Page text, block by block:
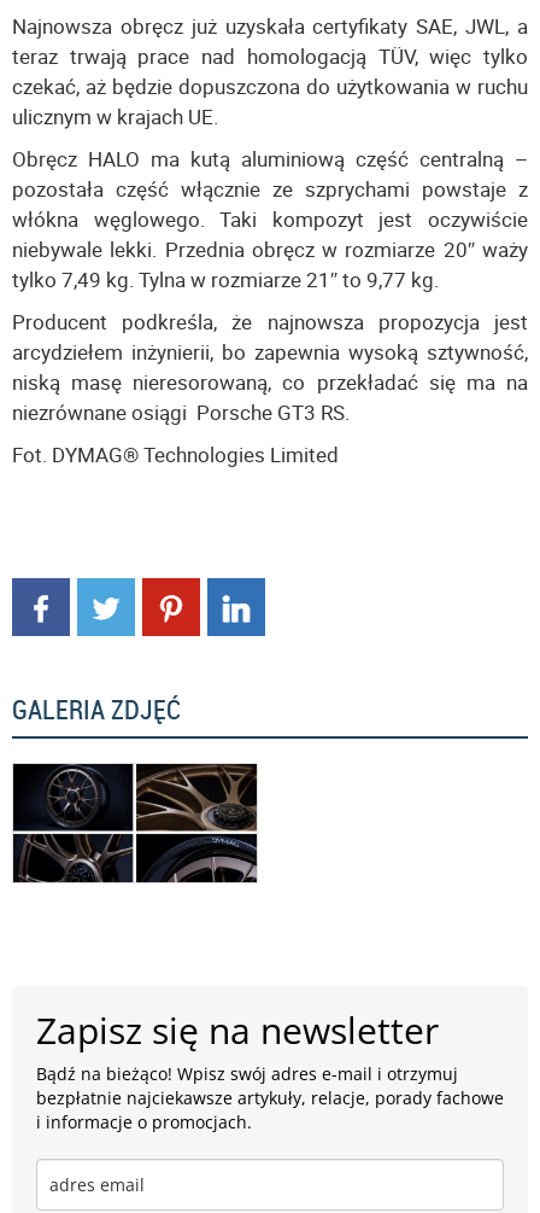
Najnowsza obręcz już uzyskała certyfikaty SAE, JWL, a
teraz trwają prace nad homologacją TÜV, więc tylko
czekać, aż będzie dopuszczona do użytkowania w ruchu
ulicznym w krajach UE.
Obręcz HALO ma kutą aluminiową część centralną –
pozostała część włącznie ze szprychami powstaje z
włókna węglowego. Taki kompozyt jest oczywiście
niebywale lekki. Przednia obręcz w rozmiarze 20″ waży
tylko 7,49 kg. Tylna w rozmiarze 21″ to 9,77 kg.
Producent podkreśla, że najnowsza propozycja jest
arcydziełem inżynierii, bo zapewnia wysoką sztywność,
niską masę nieresorowaną, co przekładać się ma na
niezrównane osiągi Porsche GT3 RS.
Fot. DYMAG® Technologies Limited
GALERIA ZDJĘĆ
Zapisz się na newsletter
Bądź na bieżąco! Wpisz swój adres e-mail i otrzymuj
bezpłatnie najciekawsze artykuły, relacje, porady fachowe
i informacje o promocjach.